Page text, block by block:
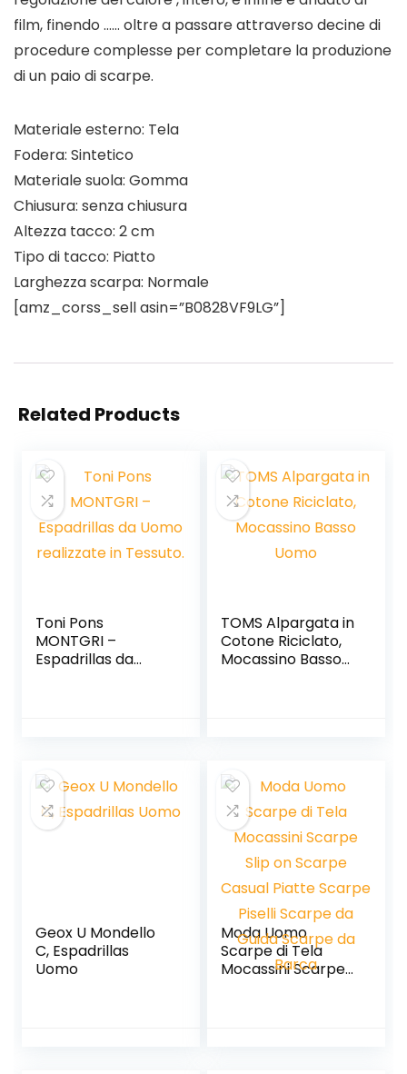
film, finendo …… oltre a passare attraverso decine di
procedure complesse per completare la produzione
di un paio di scarpe.
Materiale esterno: Tela
Fodera: Sintetico
Materiale suola: Gomma
Chiusura: senza chiusura
Altezza tacco: 2 cm
Tipo di tacco: Piatto
Larghezza scarpa: Normale
[amz_corss_sell asin=”B0828VF9LG”]
Related Products
Toni Pons
MONTGRI –
Espadrillas da
TOMS Alpargata in
Cotone Riciclato,
Mocassino Basso
Geox U Mondello
C, Espadrillas
Uomo
Moda Uomo
Scarpe di Tela
Mocassini Scarpe